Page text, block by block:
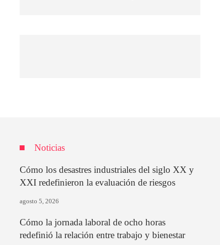
Noticias
Cómo los desastres industriales del siglo XX y
XXI redefinieron la evaluación de riesgos
agosto 5, 2026
Cómo la jornada laboral de ocho horas
redefinió la relación entre trabajo y bienestar